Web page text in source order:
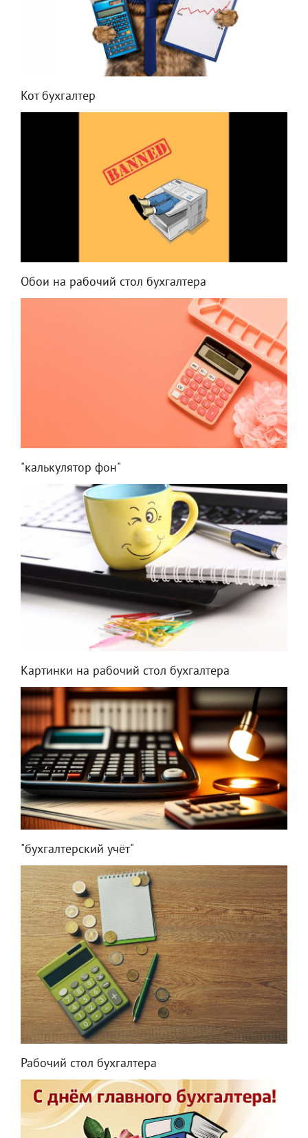
Кот бухгалтер
Обои на рабочий стол бухгалтера
"калькулятор фон"
Картинки на рабочий стол бухгалтера
"бухгалтерский учёт"
Рабочий стол бухгалтера